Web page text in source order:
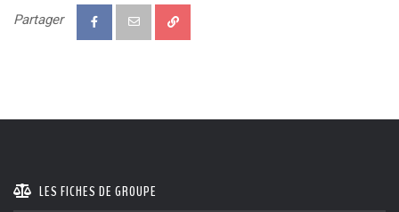
Partager
LES FICHES DE GROUPE